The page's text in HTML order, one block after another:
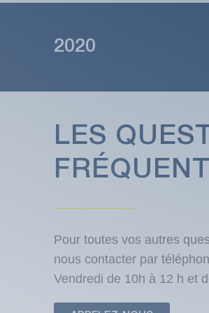
2020
LES
Pour toutes vos autres
nous contacter par
Vendredi de 10h à 12 h et